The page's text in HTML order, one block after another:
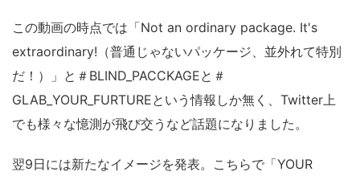
この動画の時点では「Not an ordinary package. It's
extraordinary!（普通じゃないパッケージ、並外れて特別
だ！）」と＃BLIND_PACCKAGEと＃
GLAB_YOUR_FURTUREという情報しか無く、Twitter上
でも様々な憶測が飛び交うなど話題になりました。
翌9日には新たなイメージを発表。こちらで「YOUR